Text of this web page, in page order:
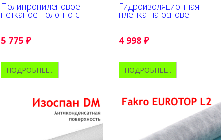
Полипропиленовое
нетканое полотно с
пленкой
5 775 ₽
ПОДРОБНЕЕ...
Гидроизоляционная
пленка на основе
полотна
4 998 ₽
ПОДРОБНЕЕ...